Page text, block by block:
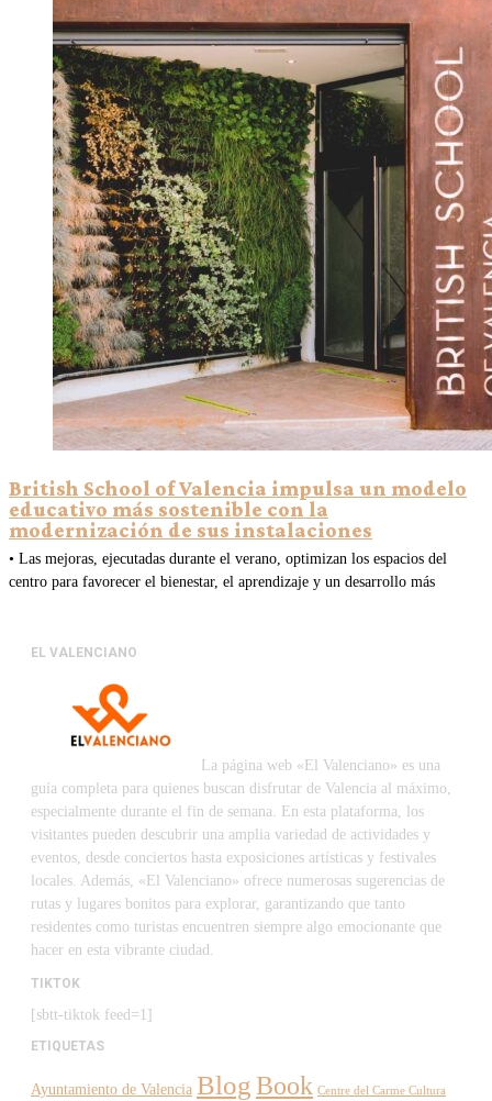
British School of Valencia impulsa un modelo
educativo más sostenible con la
modernización de sus instalaciones
• Las mejoras, ejecutadas durante el verano, optimizan los espacios del
centro para favorecer el bienestar, el aprendizaje y un desarrollo más
EL VALENCIANO
La página web «El Valenciano» es una
guía completa para quienes buscan disfrutar de Valencia al máximo,
especialmente durante el fin de semana. En esta plataforma, los
visitantes pueden descubrir una amplia variedad de actividades y
eventos, desde conciertos hasta exposiciones artísticas y festivales
locales. Además, «El Valenciano» ofrece numerosas sugerencias de
rutas y lugares bonitos para explorar, garantizando que tanto
residentes como turistas encuentren siempre algo emocionante que
hacer en esta vibrante ciudad.
TIKTOK
[sbtt-tiktok feed=1]
ETIQUETAS
Ayuntamiento de Valencia BlogBook Centre del Carme Cultura